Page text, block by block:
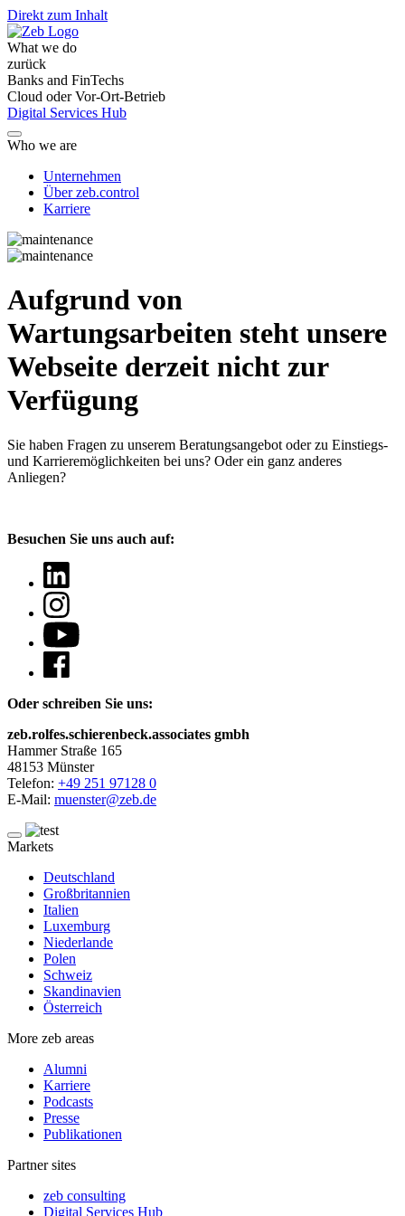
Direkt zum Inhalt
What we do
zurück
Banks and FinTechs
Cloud oder Vor-Ort-Betrieb
Digital Services Hub
Who we are
Unternehmen
Über zeb.control
Karriere
Aufgrund von
Wartungsarbeiten steht unsere
Webseite derzeit nicht zur
Verfügung
Sie haben Fragen zu unserem Beratungsangebot oder zu Einstiegs-
und Karrieremöglichkeiten bei uns? Oder ein ganz anderes
Anliegen?
Besuchen Sie uns auch auf:
Oder schreiben Sie uns:
zeb.rolfes.schierenbeck.associates gmbh
Hammer Straße 165
48153 Münster
Telefon: +49 251 97128 0
E-Mail: muenster@zeb.de
Markets
Deutschland
Großbritannien
Italien
Luxemburg
Niederlande
Polen
Schweiz
Skandinavien
Österreich
More zeb areas
Alumni
Karriere
Podcasts
Presse
Publikationen
Partner sites
zeb consulting
Digital Services Hub